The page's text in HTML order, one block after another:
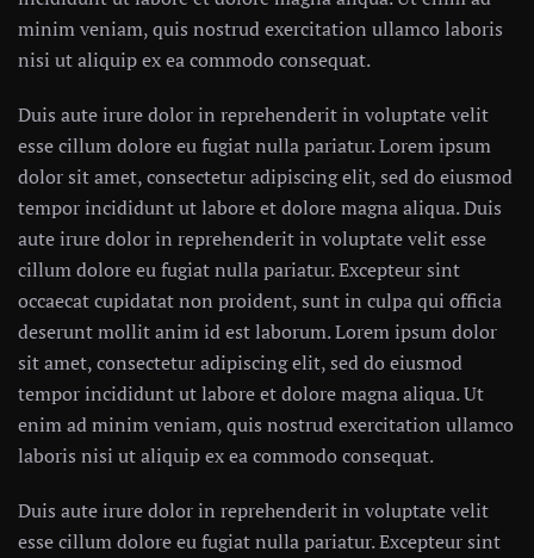
minim veniam, quis nostrud exercitation ullamco laboris
nisi ut aliquip ex ea commodo consequat.
Duis aute irure dolor in reprehenderit in voluptate velit
esse cillum dolore eu fugiat nulla pariatur. Lorem ipsum
dolor sit amet, consectetur adipiscing elit, sed do eiusmod
tempor incididunt ut labore et dolore magna aliqua. Duis
aute irure dolor in reprehenderit in voluptate velit esse
cillum dolore eu fugiat nulla pariatur. Excepteur sint
occaecat cupidatat non proident, sunt in culpa qui officia
deserunt mollit anim id est laborum. Lorem ipsum dolor
sit amet, consectetur adipiscing elit, sed do eiusmod
tempor incididunt ut labore et dolore magna aliqua. Ut
enim ad minim veniam, quis nostrud exercitation ullamco
laboris nisi ut aliquip ex ea commodo consequat.
Duis aute irure dolor in reprehenderit in voluptate velit
esse cillum dolore eu fugiat nulla pariatur. Excepteur sint